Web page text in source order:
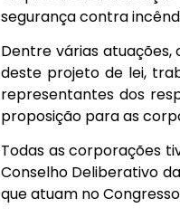
segurança contra
Dentre várias atuações,
deste projeto de lei,
representantes dos
proposição para as
Todas as corporações
Conselho Deliberativo
que atuam no